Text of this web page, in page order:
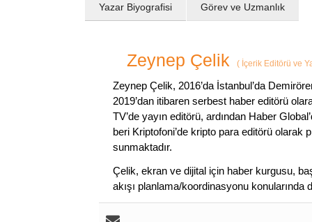
Yazar Biyografisi Görev ve Uzmanlık
Zeynep Çelik ( İçerik Editörü ve
Zeynep Çelik, 2016’da İstanbul’da
2019’dan itibaren serbest haber editörü
TV’de yayın editörü, ardından Haber
beri Kriptofoni’de kripto para editörü olarak
sunmaktadır.
Çelik, ekran ve dijital için haber kurgusu,
akışı planlama/koordinasyonu konularında